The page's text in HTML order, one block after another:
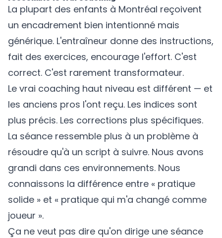
La plupart des enfants à Montréal reçoivent
un encadrement bien intentionné mais
générique. L'entraîneur donne des instructions,
fait des exercices, encourage l'effort. C'est
correct. C'est rarement transformateur.
Le vrai coaching haut niveau est différent — et
les anciens pros l'ont reçu. Les indices sont
plus précis. Les corrections plus spécifiques.
La séance ressemble plus à un problème à
résoudre qu'à un script à suivre. Nous avons
grandi dans ces environnements. Nous
connaissons la différence entre « pratique
solide » et « pratique qui m'a changé comme
joueur ».
Ça ne veut pas dire qu'on dirige une séance